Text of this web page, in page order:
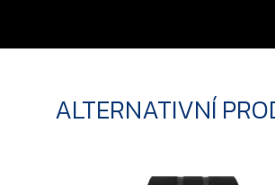
ALTERNATIVNÍ